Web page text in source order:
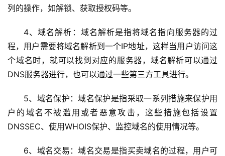
列的操作，如解锁、获取授权码等。
4、域名解析：域名解析是指将域名指向服务器的过
程，用户需要将域名解析到一个IP地址，这样当用户访问这
个域名时，就可以找到对应的服务器，域名解析可以通过
DNS服务器进行，也可以通过一些第三方工具进行。
5、域名保护：域名保护是指采取一系列措施来保护用
户的域名不被滥用或者恶意攻击，这些措施包括设置
DNSSEC、使用WHOIS保护、监控域名的使用情况等。
6、域名交易：域名交易是指买卖域名的过程，用户可